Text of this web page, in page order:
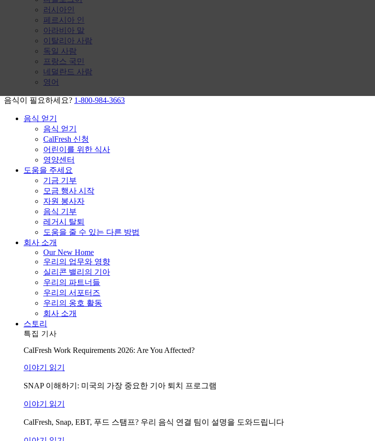
러시아인
페르시아 인
아라비아 말
이탈리아 사람
독일 사람
프랑스 국민
네덜란드 사람
영어
음식이 필요하세요? 1-800-984-3663
음식 얻기
음식 얻기
CalFresh 신청
어린이를 위한 식사
영양센터
도움을 주세요
기금 기부
모금 행사 시작
자원 봉사자
음식 기부
레거시 탈퇴
도움을 줄 수 있는 다른 방법
회사 소개
Our New Home
우리의 업무와 영향
실리콘 밸리의 기아
우리의 파트너들
우리의 서포터즈
우리의 옹호 활동
회사 소개
스토리
특집 기사
CalFresh Work Requirements 2026: Are You Affected?
이야기 읽기
SNAP 이해하기: 미국의 가장 중요한 기아 퇴치 프로그램
이야기 읽기
CalFresh, Snap, EBT, 푸드 스탬프? 우리 음식 연결 팀이 설명을 도와드립니다